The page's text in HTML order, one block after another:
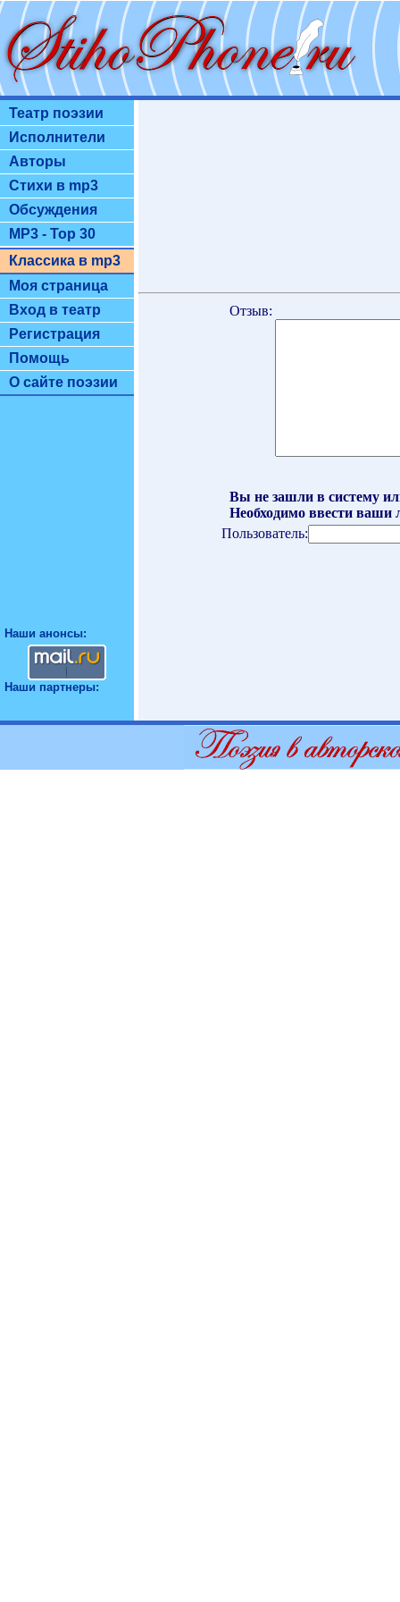
Театр поэзии
Исполнители
Авторы
Стихи в mp3
Обсуждения
MP3 - Top 30
Классика в mp3
Моя страница
Вход в театр
Регистрация
Помощь
О сайте поэзии
Наши анонсы:
Наши партнеры:
Отзыв:
Вы не зашли в систему
Необходимо ввести ваши
Пользователь: